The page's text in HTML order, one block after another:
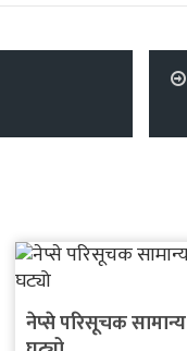
नेप्से परिसूचक